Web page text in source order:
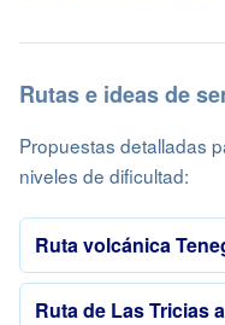
Rutas e ideas de
Propuestas detalladas
niveles de dificultad:
Ruta volcánica
Ruta de Las Tricias